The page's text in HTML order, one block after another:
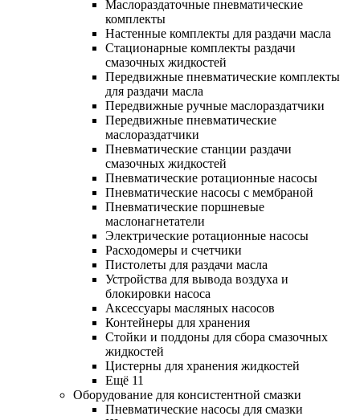
Маслораздаточные пневматические
комплекты
Настенные комплекты для раздачи масла
Стационарные комплекты раздачи
смазочных жидкостей
Передвижные пневматические комплекты
для раздачи масла
Передвижные ручные маслораздатчики
Передвижные пневматические
маслораздатчики
Пневматические станции раздачи
смазочных жидкостей
Пневматические ротационные насосы
Пневматические насосы с мембраной
Пневматические поршневые
маслонагнетатели
Электрические ротационные насосы
Расходомеры и счетчики
Пистолеты для раздачи масла
Устройства для вывода воздуха и
блокировки насоса
Аксессуары масляных насосов
Контейнеры для хранения
Стойки и поддоны для сбора смазочных
жидкостей
Цистерны для хранения жидкостей
Ещё 11
Оборудование для консистентной смазки
Пневматические насосы для смазки